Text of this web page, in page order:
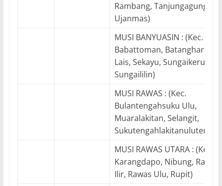
Rambang, Tanjungagung,
Ujanmas)
MUSI BANYUASIN : (Kec.
Babattoman, Batanghari
Lais, Sekayu, Sungaikeruh,
Sungaililin)
MUSI RAWAS : (Kec.
Bulantengahsuku Ulu,
Muaralakitan, Selangit,
MUSI RAWAS UTARA : (Kec.
Karangdapo, Nibung, Rawas
Ilir, Rawas Ulu, Rupit)